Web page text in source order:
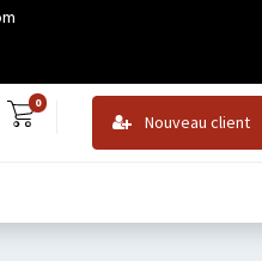
0
Nouveau client